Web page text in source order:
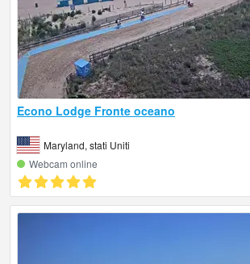
Econo Lodge Fronte oceano
Maryland, stati Uniti
Webcam online